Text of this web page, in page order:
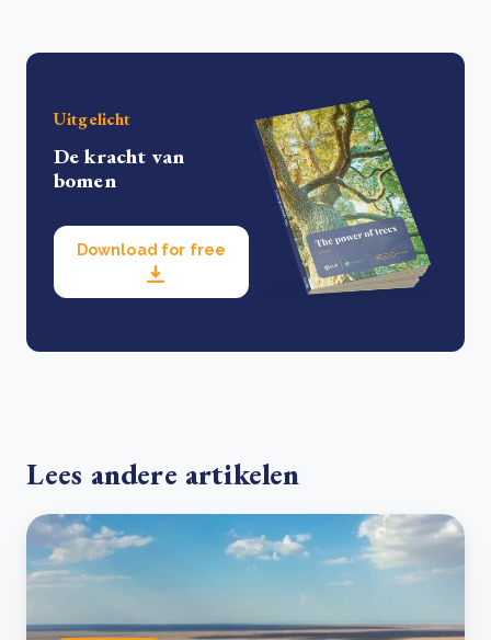
Uitgelicht
De kracht van
bomen
Download for free
Lees andere artikelen